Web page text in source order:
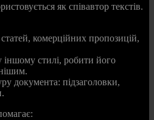
як співавтор текстів.
комерційних пропозицій,
іншому стилі, робити його
документа: підзаголовки,